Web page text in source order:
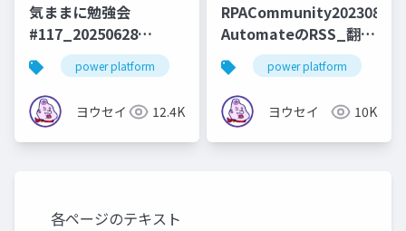
気ままに勉強会
#117_20250628
Dataverseコネクタあ
れこれ
power platform power autoamte power apps
ヨウセイ 12.4K
AutomateのRSS_翻
訳・スレッド化・ウル
トラC
power platform
ヨウセイ 10K
各ページのテキスト